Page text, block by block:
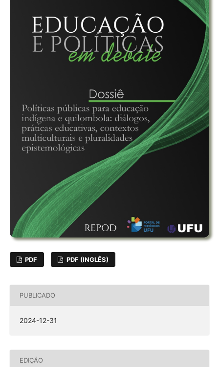
PDF PDF (INGLÊS)
PUBLICADO
2024-12-31
EDIÇÃO